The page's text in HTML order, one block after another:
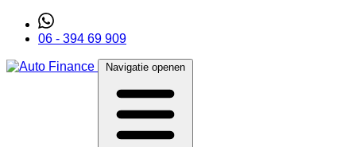
06 - 394 69 909
Navigatie openen